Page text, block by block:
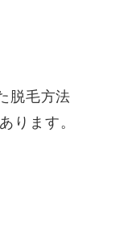
脱毛方法
ります。